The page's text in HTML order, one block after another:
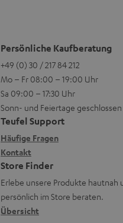
n
m
V
e
r
s
a
n
d
e
n
z
u
r
G
a
r
a
n
g
e
r
ä
t
e
R
ü
c
k
i
o
-
L
e
x
i
k
o
n
K
o
n
t
a
k
t
d
a
t
Persönliche Kaufberatung
+49 (0) 30 / 217 84 212
Mo – Fr 08:00 – 19:00 Uhr
Sa 09:00 – 17:30 Uhr
Sonn- und Feiertage geschlossen
Teufel Support
Häufige Fragen
Kontakt
Store Finder
Erlebe unsere Produkte hautnah
persönlich im Store beraten.
Übersicht